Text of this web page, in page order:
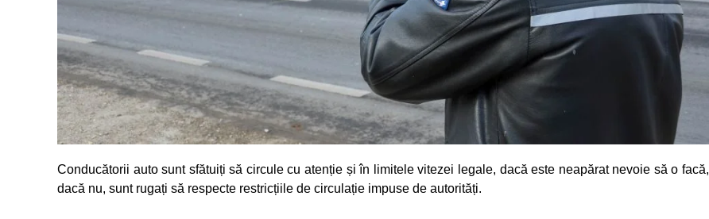
Conducătorii auto sunt sfătuiți să circule cu atenție și în limitele vitezei legale, dacă este neapărat nevoie să o facă,
dacă nu, sunt rugați să respecte restricțiile de circulație impuse de autorități.